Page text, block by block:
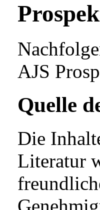
AJS
Quelle
Die
Literatur